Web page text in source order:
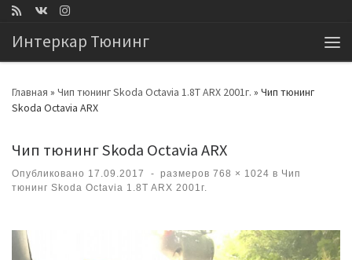
Интеркар Тюнинг
Главная » Чип тюнинг Skoda Octavia 1.8T ARX 2001г. » Чип тюнинг
Skoda Octavia ARX
Чип тюнинг Skoda Octavia ARX
Опубликовано 17.09.2017 - размеров 768 × 1024 в Чип
тюнинг Skoda Octavia 1.8T ARX 2001г.
Навигация по изображениям